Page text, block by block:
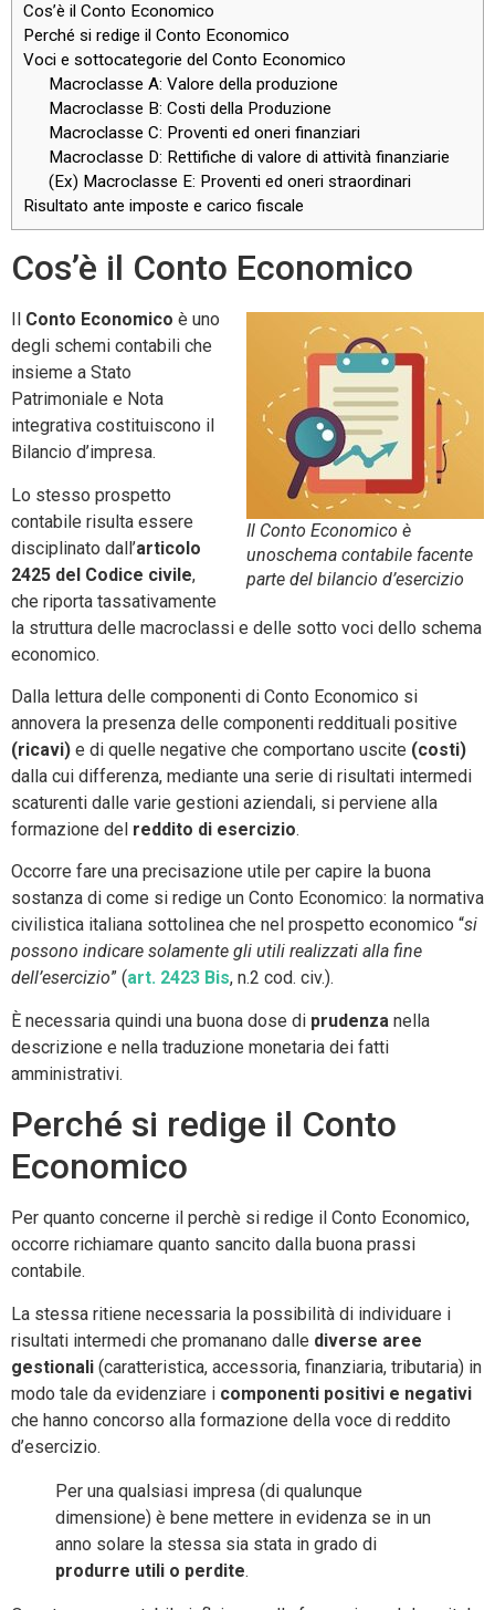
Cos’è il Conto Economico
Perché si redige il Conto Economico
Voci e sottocategorie del Conto Economico
Macroclasse A: Valore della produzione
Macroclasse B: Costi della Produzione
Macroclasse C: Proventi ed oneri finanziari
Macroclasse D: Rettifiche di valore di attività finanziarie
(Ex) Macroclasse E: Proventi ed oneri straordinari
Risultato ante imposte e carico fiscale
Cos’è il Conto Economico
Il Conto Economico è
unoschema contabile facente
parte del bilancio d’esercizio
Conto Economico è uno
degli schemi contabili che
insieme a Stato
Patrimoniale e Nota
integrativa costituiscono il
Bilancio d’impresa.
Lo stesso prospetto
contabile risulta essere
disciplinato dall’articolo
2425 del Codice civile,
che riporta tassativamente
la struttura delle macroclassi e delle sotto voci dello schema
economico.
Dalla lettura delle componenti di Conto Economico si
annovera la presenza delle componenti reddituali positive
(ricavi) e di quelle negative che comportano uscite (costi)
dalla cui differenza, mediante una serie di risultati intermedi
scaturenti dalle varie gestioni aziendali, si perviene alla
formazione del reddito di esercizio.
Occorre fare una precisazione utile per capire la buona
sostanza di come si redige un Conto Economico: la normativa
civilistica italiana sottolinea che nel prospetto economico “si
possono indicare solamente gli utili realizzati alla fine
dell’esercizio” (art. 2423 Bis, n.2 cod. civ.).
È necessaria quindi una buona dose di prudenza nella
descrizione e nella traduzione monetaria dei fatti
amministrativi.
Perché si redige il Conto
Economico
Per quanto concerne il perchè si redige il Conto Economico,
occorre richiamare quanto sancito dalla buona prassi
contabile.
La stessa ritiene necessaria la possibilità di individuare i
risultati intermedi che promanano dalle diverse aree
gestionali (caratteristica, accessoria, finanziaria, tributaria) in
modo tale da evidenziare i componenti positivi e negativi
che hanno concorso alla formazione della voce di reddito
d’esercizio.
Per una qualsiasi impresa (di qualunque
dimensione) è bene mettere in evidenza se in un
anno solare la stessa sia stata in grado di
produrre utili o perdite.